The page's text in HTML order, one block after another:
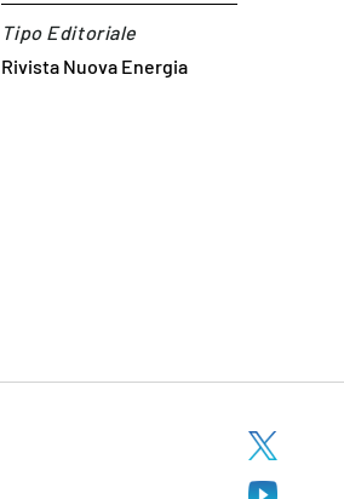
Tipo Editoriale
Rivista Nuova Energia